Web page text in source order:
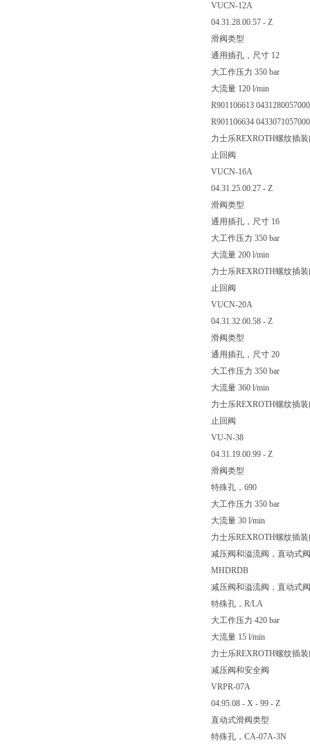
VUCN-12A
04.31.28.00.57 - Z
滑阀类型
通用插孔，尺寸 12
大工作压力 350 bar
大流量 120 l/min
R901106613
R901106634
力士乐REXROTH螺纹插
止回阀
VUCN-16A
04.31.25.00.27 - Z
滑阀类型
通用插孔，尺寸 16
大工作压力 350 bar
大流量 200 l/min
力士乐REXROTH螺纹插
止回阀
VUCN-20A
04.31.32.00.58 - Z
滑阀类型
通用插孔，尺寸 20
大工作压力 350 bar
大流量 360 l/min
力士乐REXROTH螺纹插
止回阀
VU-N-38
04.31.19.00.99 - Z
滑阀类型
特殊孔，690
大工作压力 350 bar
大流量 30 l/min
力士乐REXROTH螺纹插
减压阀和溢流阀，直动式
MHDRDB
减压阀和溢流阀，直动式
特殊孔，R/LA
大工作压力 420 bar
大流量 15 l/min
力士乐REXROTH螺纹插
减压阀和安全阀
VRPR-07A
04.95.08 - X - 99 - Z
直动式滑阀类型
特殊孔，CA-07A-3N